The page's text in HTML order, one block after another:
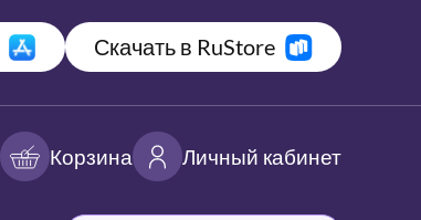
Скачать в RuStore
Корзина Личный кабинет